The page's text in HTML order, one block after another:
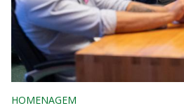
HOMENAGEM